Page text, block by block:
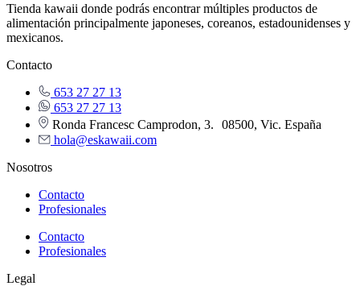
Tienda kawaii donde podrás encontrar múltiples productos de
alimentación principalmente japoneses, coreanos, estadounidenses y
mexicanos.
Contacto
653 27 27 13
653 27 27 13
Ronda Francesc Camprodon, 3. 08500, Vic. España
hola@eskawaii.com
Nosotros
Contacto
Profesionales
Contacto
Profesionales
Legal